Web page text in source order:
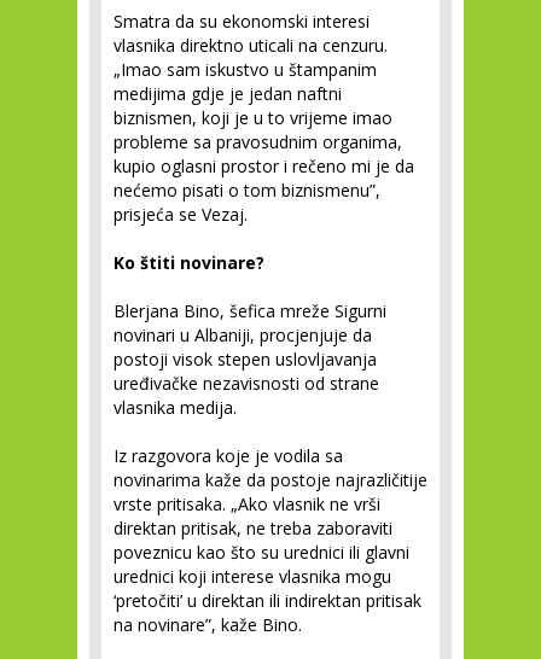
Smatra da su ekonomski interesi
vlasnika direktno uticali na cenzuru.
„Imao sam iskustvo u štampanim
medijima gdje je jedan naftni
biznismen, koji je u to vrijeme imao
probleme sa pravosudnim organima,
kupio oglasni prostor i rečeno mi je da
nećemo pisati o tom biznismenu”,
prisjeća se Vezaj.
Ko štiti novinare?
Blerjana Bino, šefica mreže Sigurni
novinari u Albaniji, procjenjuje da
postoji visok stepen uslovljavanja
uređivačke nezavisnosti od strane
vlasnika medija.
Iz razgovora koje je vodila sa
novinarima kaže da postoje najrazličitije
vrste pritisaka. „Ako vlasnik ne vrši
direktan pritisak, ne treba zaboraviti
poveznicu kao što su urednici ili glavni
urednici koji interese vlasnika mogu
‘pretočiti’ u direktan ili indirektan pritisak
na novinare”, kaže Bino.